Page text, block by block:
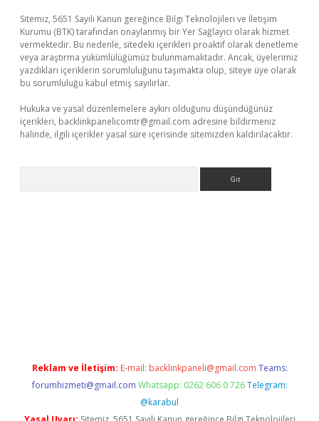
Sitemiz, 5651 Sayılı Kanun gereğince Bilgi Teknolojileri ve İletişim
Kurumu (BTK) tarafından onaylanmış bir Yer Sağlayıcı olarak hizmet
vermektedir. Bu nedenle, sitedeki içerikleri proaktif olarak denetleme
veya araştırma yükümlülüğümüz bulunmamaktadır. Ancak, üyelerimiz
yazdıkları içeriklerin sorumluluğunu taşımakta olup, siteye üye olarak
bu sorumluluğu kabul etmiş sayılırlar.
Hukuka ve yasal düzenlemelere aykırı olduğunu düşündüğünüz
içerikleri, backlinkpanelicomtr@gmail.com adresine bildirmeniz
halinde, ilgili içerikler yasal süre içerisinde sitemizden kaldırılacaktır.
Reklam ve İletişim: E-mail: backlinkpaneli@gmail.com Teams:
forumhizmeti@gmail.com Whatsapp: 0262 606 0 726 Telegram:
@karabul